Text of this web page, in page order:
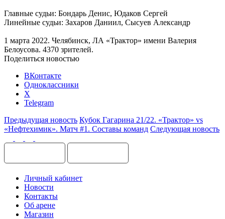
Главные судьи: Бондарь Денис, Юдаков Сергей
Линейные судьи: Захаров Даниил, Сысуев Александр
1 марта 2022. Челябинск, ЛА «Трактор» имени Валерия
Белоусова. 4370 зрителей.
Поделиться новостью
ВКонтакте
Одноклассники
X
Telegram
Предыдущая новость Кубок Гагарина 21/22. «Трактор» vs
«Нефтехимик». Матч #1. Составы команд Следующая новость
Личный кабинет
Новости
Контакты
Об арене
Магазин